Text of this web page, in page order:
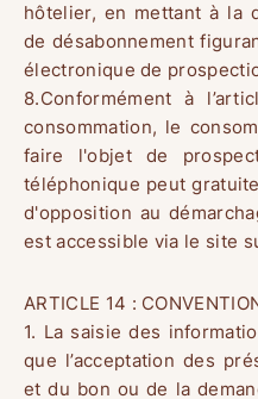
hôtelier, en mettant à la
de désabonnement
électronique de
8.Conformément à
consommation, le
faire l'objet de
téléphonique peut
d'opposition au
est accessible via le site
ARTICLE 14 :
1. La saisie des
que l’acceptation des
et du bon ou de la